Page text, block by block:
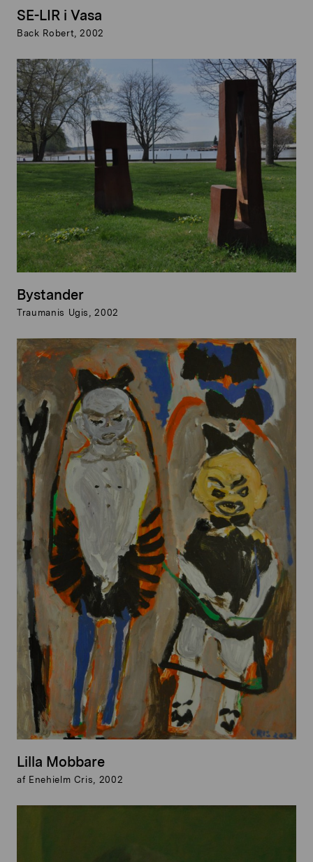
SE-LIR i Vasa
Back Robert, 2002
Bystander
Traumanis Ugis, 2002
Lilla Mobbare
af Enehielm Cris, 2002